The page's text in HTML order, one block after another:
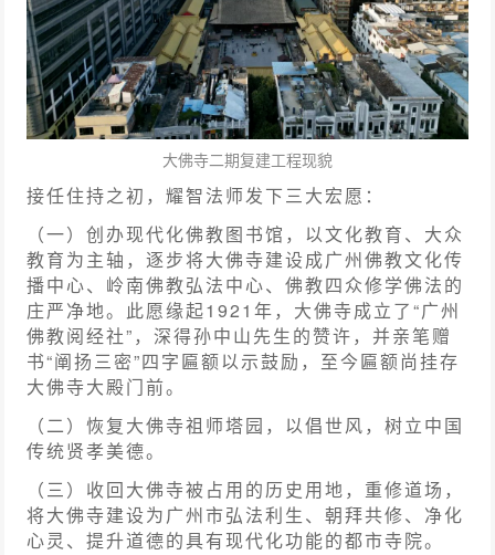
大佛寺二期复建工程现貌
接任住持之初，耀智法师发下三大宏愿：
（一）创办现代化佛教图书馆，以文化教育、大众
教育为主轴，逐步将大佛寺建设成广州佛教文化传
播中心、岭南佛教弘法中心、佛教四众修学佛法的
庄严净地。此愿缘起1921年，大佛寺成立了“广州
佛教阅经社”，深得孙中山先生的赞许，并亲笔赠
书“阐扬三密”四字匾额以示鼓励，至今匾额尚挂存
大佛寺大殿门前。
（二）恢复大佛寺祖师塔园，以倡世风，树立中国
传统贤孝美德。
（三）收回大佛寺被占用的历史用地，重修道场，
将大佛寺建设为广州市弘法利生、朝拜共修、净化
心灵、提升道德的具有现代化功能的都市寺院。